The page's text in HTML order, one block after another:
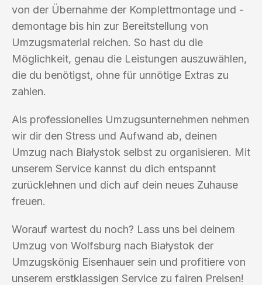
von der Übernahme der Komplettmontage und -
demontage bis hin zur Bereitstellung von
Umzugsmaterial reichen. So hast du die
Möglichkeit, genau die Leistungen auszuwählen,
die du benötigst, ohne für unnötige Extras zu
zahlen.
Als professionelles Umzugsunternehmen nehmen
wir dir den Stress und Aufwand ab, deinen
Umzug nach Białystok selbst zu organisieren. Mit
unserem Service kannst du dich entspannt
zurücklehnen und dich auf dein neues Zuhause
freuen.
Worauf wartest du noch? Lass uns bei deinem
Umzug von Wolfsburg nach Białystok der
Umzugskönig Eisenhauer sein und profitiere von
unserem erstklassigen Service zu fairen Preisen!